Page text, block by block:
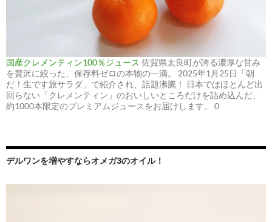
国産クレメンティン100％ジュース 佐賀県太良町が誇る濃厚な甘み
を贅沢に絞った、保存料ゼロの本物の一滴。 2025年1月25日「朝
だ！生です旅サラダ」で紹介され、話題沸騰！ 日本ではほとんど出
回らない「クレメンティン」のおいしいところだけを詰め込んだ、
約1000本限定のプレミアムジュースをお届けします。 0
デルワンを増やすならオメガ3のオイル！